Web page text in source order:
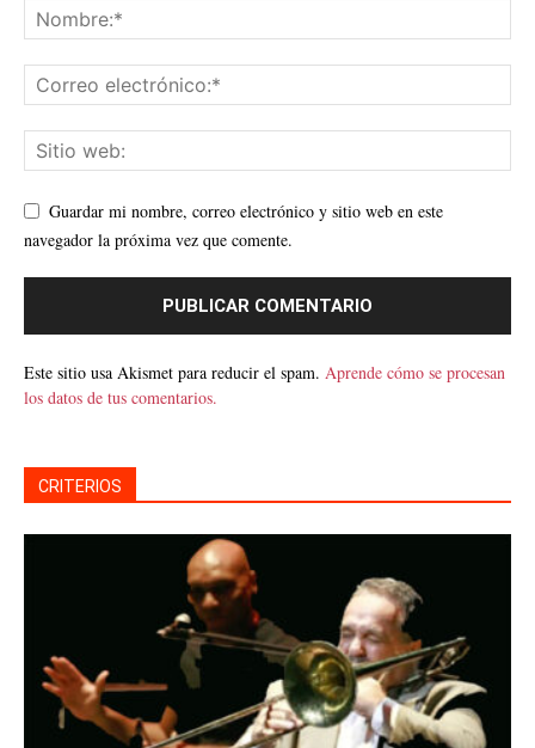
Guardar mi nombre, correo electrónico y sitio web en este
navegador la próxima vez que comente.
Este sitio usa Akismet para reducir el spam. Aprende cómo se procesan
los datos de tus comentarios.
CRITERIOS